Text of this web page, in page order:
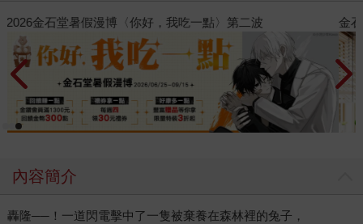
金石堂2026海外優惠：電子書
內容簡介
轟隆──！一道閃電擊中了一隻被棄養在森林裡的兔子，